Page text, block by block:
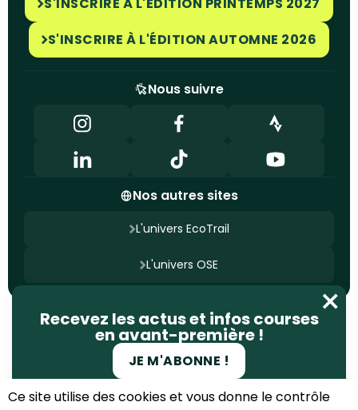
Ce site utilise des cookies et vous donne le contrôle
S'INSCRIRE À L'ÉDITION AUTOMNE 2026
Nous suivre
Nos autres sites
L'univers EcoTrail
L'univers OSE
© 2025 EcoTrail. Tous droits réservés
Mentions légales
Politique de confidentialité
Gestion des cookies
Site conçu parAgeelity
Recevez les actus et infos courses
en avant-première !
JE M'ABONNE !